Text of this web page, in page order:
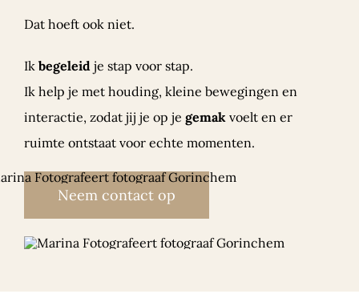
Dat hoeft ook niet.
Ik begeleid je stap voor stap.
Ik help je met houding, kleine bewegingen en
interactie, zodat jij je op je gemak voelt en er
ruimte ontstaat voor echte momenten.
Neem contact op